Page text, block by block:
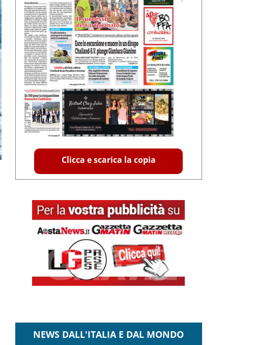
Clicca e scarica la copia
NEWS DALL'ITALIA E DAL MONDO